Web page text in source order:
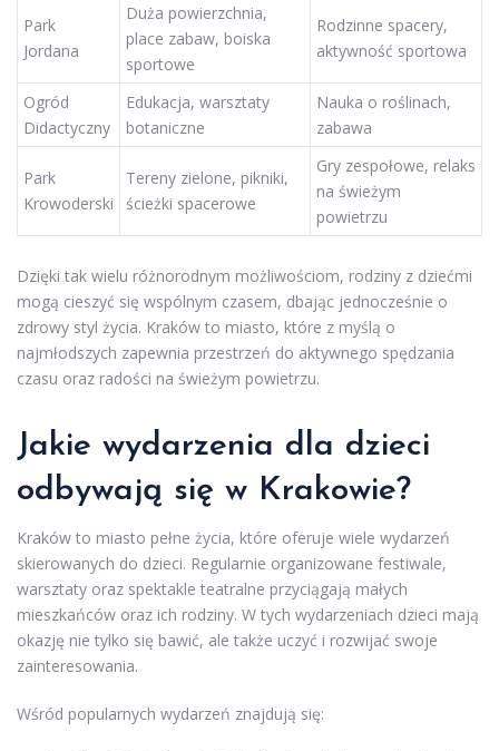
Park
Jordana
Duża powierzchnia,
place zabaw, boiska
sportowe
Rodzinne spacery,
aktywność sportowa
Ogród
Didactyczny
Edukacja, warsztaty
botaniczne
Nauka o roślinach,
zabawa
Park
Krowoderski
Tereny zielone, pikniki,
ścieżki spacerowe
Gry zespołowe, relaks
na świeżym
powietrzu
Dzięki tak wielu różnorodnym możliwościom, rodziny z dziećmi
mogą cieszyć się wspólnym czasem, dbając jednocześnie o
zdrowy styl życia. Kraków to miasto, które z myślą o
najmłodszych zapewnia przestrzeń do aktywnego spędzania
czasu oraz radości na świeżym powietrzu.
Jakie wydarzenia dla dzieci
odbywają się w Krakowie?
Kraków to miasto pełne życia, które oferuje wiele wydarzeń
skierowanych do dzieci. Regularnie organizowane festiwale,
warsztaty oraz spektakle teatralne przyciągają małych
mieszkańców oraz ich rodziny. W tych wydarzeniach dzieci mają
okazję nie tylko się bawić, ale także uczyć i rozwijać swoje
zainteresowania.
Wśród popularnych wydarzeń znajdują się: